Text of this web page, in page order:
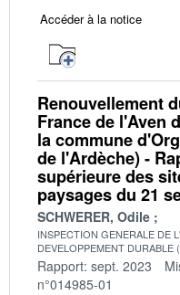
Accéder à la notice
Renouvellement
France de l'Aven
la commune
de l'Ardèche) -
supérieure des
paysages du 21
SCHWERER, Odile
INSPECTION GENERALE DE
DEVELOPPEMENT DURABLE
Rapport: sept. 2023
n°014985-01